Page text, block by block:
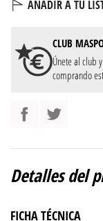
AÑADIR A TU
CLUB
Únete al club
comprando
Detalles del
FICHA TÉCNICA